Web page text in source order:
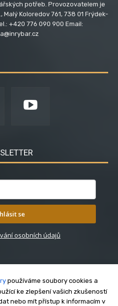
potřeb. Provozovatelem je
Koloredov 761, 738 01 Frýdek-
+420 776 090 900 Email:
se
osobních údajů
nás
používáme soubory cookies a
ke zlepšení vašich zkušeností
nebo mít přístup k informacím v